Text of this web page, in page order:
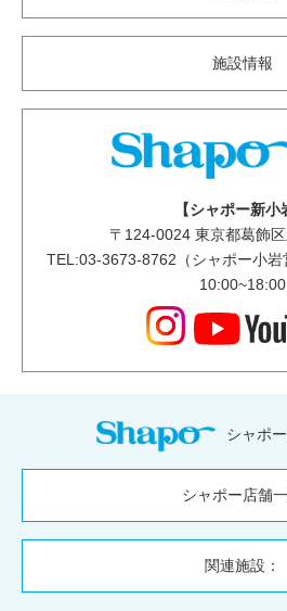
施設情報
【シャポー新小
〒 124-0024東京都葛飾
TEL:03-3673-8762（シャポー小
10:00~18:00
シャポ
シャポー店舗
関連施設：